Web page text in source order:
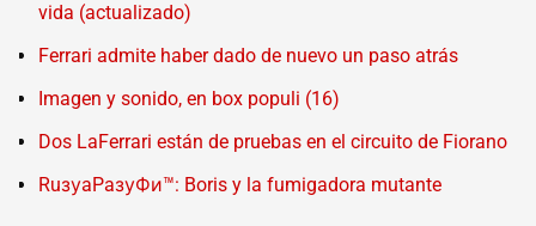
vida (actualizado)
Ferrari admite haber dado de nuevo un paso atrás
Imagen y sonido, en box populi (16)
Dos LaFerrari están de pruebas en el circuito de Fiorano
RuзуaPaзуФи™: Boris y la fumigadora mutante